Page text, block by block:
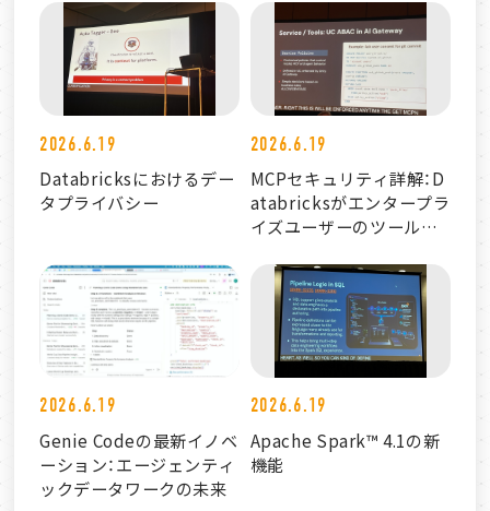
よるエコシステムアプロ
ーチ
2026.6.19
Databricksにおけるデー
タプライバシー
2026.6.19
MCPセキュリティ詳解：D
atabricksがエンタープラ
イズユーザーのツールア
2026.6.19
Genie Codeの最新イノベ
ーション：エージェンティ
ックデータワークの未来
2026.6.19
Apache Spark™ 4.1の新
機能